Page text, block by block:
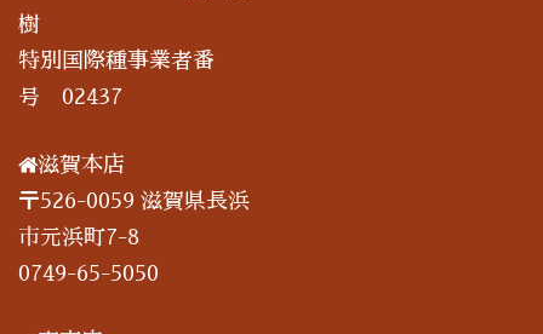
樹
特別国際種事業者番
号 02437
滋賀本店
〒526-0059 滋賀県長浜
市元浜町7-8
0749-65-5050